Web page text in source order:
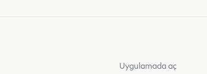
Uygulamada aç